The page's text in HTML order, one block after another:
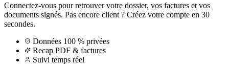
Connectez-vous pour retrouver votre dossier, vos factures et vos
documents signés. Pas encore client ? Créez votre compte en 30
secondes.
Données 100 % privées
Recap PDF & factures
Suivi temps réel